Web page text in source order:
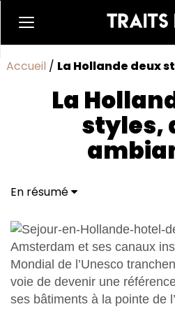
Accueil / La Hollande deux
La
styles,
En résumé
Amsterdam et ses canaux
Mondial de l’Unesco
voie de devenir une
ses bâtiments à la pointe de